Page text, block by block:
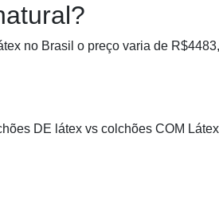
no Brasil o preço varia de
DE látex vs colchões COM